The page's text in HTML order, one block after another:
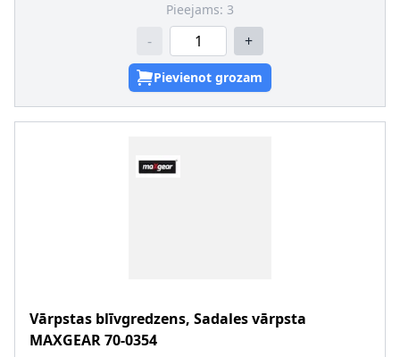
Pieejams: 3
- +
Pievienot grozam
Vārpstas blīvgredzens, Sadales vārpsta
MAXGEAR70-0354